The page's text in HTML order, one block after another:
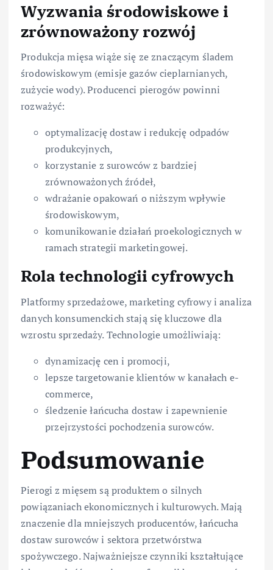
Wyzwania środowiskowe i
zrównoważony rozwój
Produkcja mięsa wiąże się ze znaczącym śladem
środowiskowym (emisje gazów cieplarnianych,
zużycie wody). Producenci pierogów powinni
rozważyć:
optymalizację dostaw i redukcję odpadów
produkcyjnych,
korzystanie z surowców z bardziej
zrównoważonych źródeł,
wdrażanie opakowań o niższym wpływie
środowiskowym,
komunikowanie działań proekologicznych w
ramach strategii marketingowej.
Rola technologii cyfrowych
Platformy sprzedażowe, marketing cyfrowy i analiza
danych konsumenckich stają się kluczowe dla
wzrostu sprzedaży. Technologie umożliwiają:
dynamizację cen i promocji,
lepsze targetowanie klientów w kanałach e-
commerce,
śledzenie łańcucha dostaw i zapewnienie
przejrzystości pochodzenia surowców.
Podsumowanie
Pierogi z mięsem są produktem o silnych
powiązaniach ekonomicznych i kulturowych. Mają
znaczenie dla mniejszych producentów, łańcucha
dostaw surowców i sektora przetwórstwa
spożywczego. Najważniejsze czynniki kształtujące